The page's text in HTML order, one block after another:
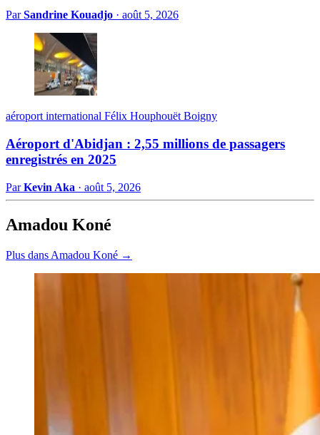
ParSandrine Kouadjo · août 5, 2026
aéroport international Félix Houphouët Boigny
Aéroport d'Abidjan : 2,55 millions de passagers
enregistrés en 2025
ParKevin Aka · août 5, 2026
Amadou Koné
Plus dans Amadou Koné →